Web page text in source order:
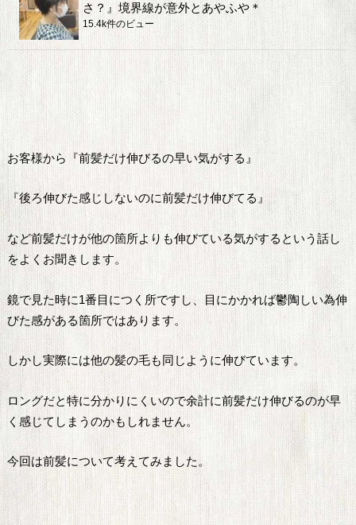
さ？』境界線が意外とあやふや＊
15.4k件のビュー
お客様から『前髪だけ伸びるの早い気がする』
『後ろ伸びた感じしないのに前髪だけ伸びてる』
など前髪だけが他の箇所よりも伸びている気がするという話し
をよくお聞きします。
鏡で見た時に1番目につく所ですし、目にかかれば鬱陶しい為伸
びた感がある箇所ではあります。
しかし実際には他の髪の毛も同じように伸びています。
ロングだと特に分かりにくいので余計に前髪だけ伸びるのが早
く感じてしまうのかもしれません。
今回は前髪について考えてみました。